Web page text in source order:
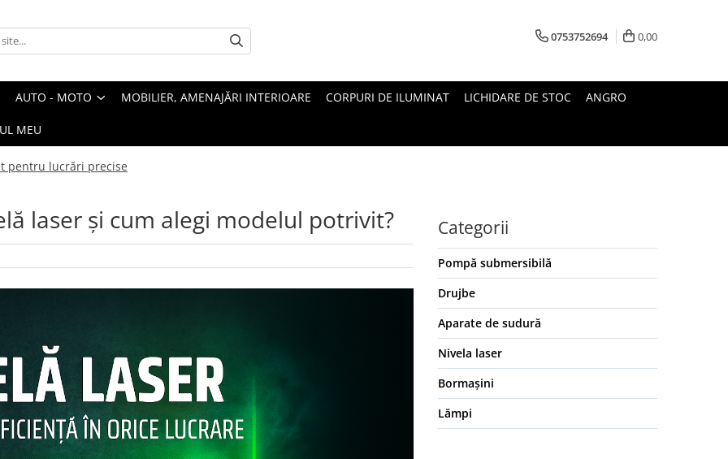
0753752694 0,00
AUTO - MOTO MOBILIER, AMENAJĂRI INTERIOARE CORPURI DE ILUMINAT LICHIDARE DE STOC ANGRO
MEU
pentru lucrări precise
laser și cum alegi modelul potrivit? Categorii
Pompă submersibilă
Drujbe
Aparate de sudură
Nivela laser
Bormașini
Lămpi